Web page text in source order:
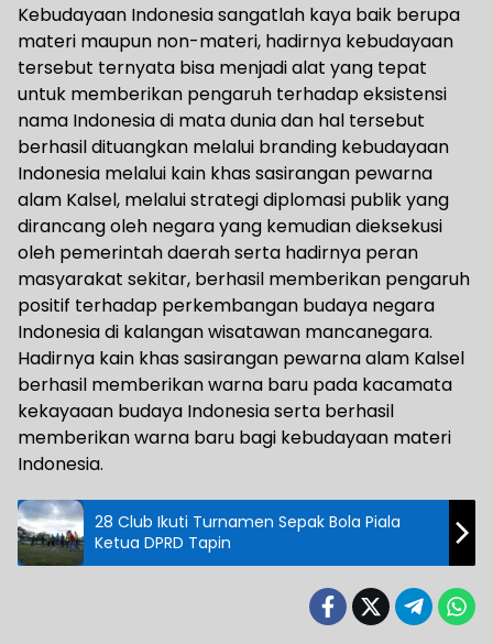
Kebudayaan Indonesia sangatlah kaya baik berupa
materi maupun non-materi, hadirnya kebudayaan
tersebut ternyata bisa menjadi alat yang tepat
untuk memberikan pengaruh terhadap eksistensi
nama Indonesia di mata dunia dan hal tersebut
berhasil dituangkan melalui branding kebudayaan
Indonesia melalui kain khas sasirangan pewarna
alam Kalsel, melalui strategi diplomasi publik yang
dirancang oleh negara yang kemudian dieksekusi
oleh pemerintah daerah serta hadirnya peran
masyarakat sekitar, berhasil memberikan pengaruh
positif terhadap perkembangan budaya negara
Indonesia di kalangan wisatawan mancanegara.
Hadirnya kain khas sasirangan pewarna alam Kalsel
berhasil memberikan warna baru pada kacamata
kekayaaan budaya Indonesia serta berhasil
memberikan warna baru bagi kebudayaan materi
Indonesia.
28 Club Ikuti Turnamen Sepak Bola Piala
Ketua DPRD Tapin